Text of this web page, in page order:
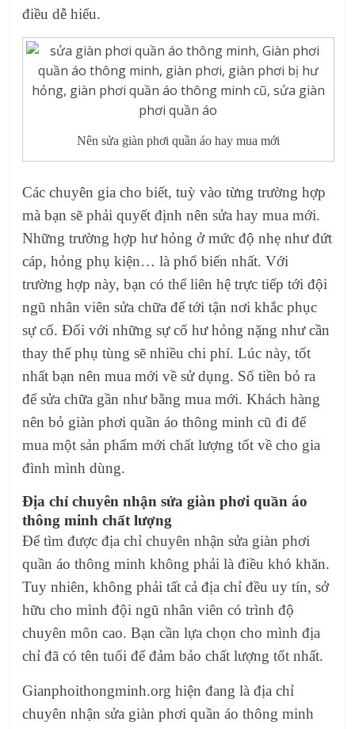
điều dễ hiểu.
Nên sửa giàn phơi quần áo hay mua mới
Các chuyên gia cho biết, tuỳ vào từng trường hợp
mà bạn sẽ phải quyết định nên sửa hay mua mới.
Những trường hợp hư hỏng ở mức độ nhẹ như đứt
cáp, hỏng phụ kiện… là phổ biến nhất. Với
trường hợp này, bạn có thể liên hệ trực tiếp tới đội
ngũ nhân viên sửa chữa để tới tận nơi khắc phục
sự cố. Đối với những sự cố hư hỏng nặng như cần
thay thế phụ tùng sẽ nhiều chi phí. Lúc này, tốt
nhất bạn nên mua mới về sử dụng. Số tiền bỏ ra
để sửa chữa gần như bằng mua mới. Khách hàng
nên bỏ giàn phơi quần áo thông minh cũ đi để
mua một sản phẩm mới chất lượng tốt về cho gia
đình mình dùng.
Địa chỉ chuyên nhận sửa giàn phơi quần áo
thông minh chất lượng
Để tìm được địa chỉ chuyên nhận sửa giàn phơi
quần áo thông minh không phải là điều khó khăn.
Tuy nhiên, không phải tất cả địa chỉ đều uy tín, sở
hữu cho mình đội ngũ nhân viên có trình độ
chuyên môn cao. Bạn cần lựa chọn cho mình địa
chỉ đã có tên tuổi để đảm bảo chất lượng tốt nhất.
Gianphoithongminh.org hiện đang là địa chỉ
chuyên nhận sửa giàn phơi quần áo thông minh